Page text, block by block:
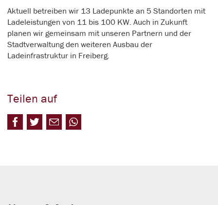
Aktuell betreiben wir 13 Ladepunkte an 5 Standorten mit
Ladeleistungen von 11 bis 100 KW. Auch in Zukunft
planen wir gemeinsam mit unseren Partnern und der
Stadtverwaltung den weiteren Ausbau der
Ladeinfrastruktur in Freiberg.
Teilen auf